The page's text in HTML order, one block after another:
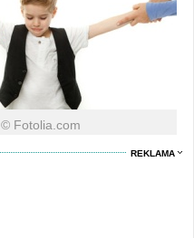
© Fotolia.com
REKLAMA